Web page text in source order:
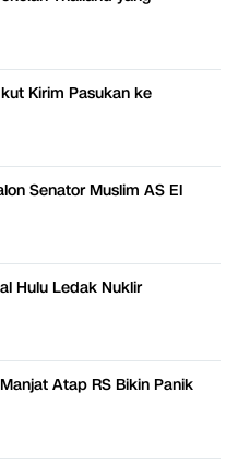
Kirim Pasukan ke
Senator Muslim AS El
Hulu Ledak Nuklir
Atap RS Bikin Panik